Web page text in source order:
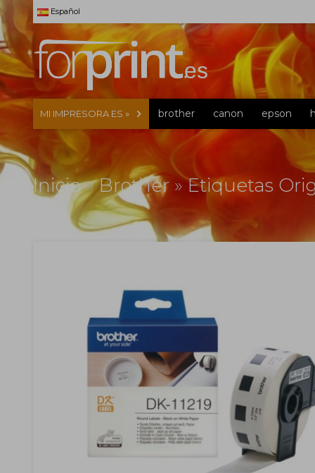
Español
MI IMPRESORA ES » brother canon epson
Inicio»Brother »Etiquetas